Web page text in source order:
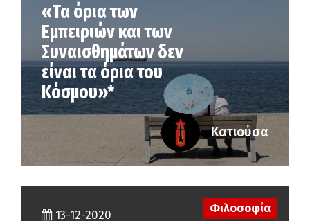
«Τα όρια των
Εμπειριών και των
Συναισθημάτων δεν
είναι τα όρια του
Κόσμου»*
Κατιούσα
13-12-2020
Φιλοσοφία